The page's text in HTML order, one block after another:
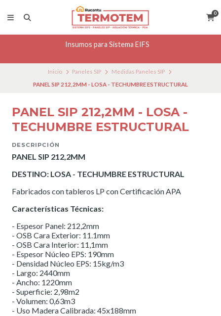
0
Insumos para Sistema EIFS
Inicio Paneles SIP
Medidas Paneles SIP
PANEL SIP 212,2MM - LOSA - TECHUMBRE ESTRUCTURAL
PANEL SIP 212,2MM - LOSA -
TECHUMBRE ESTRUCTURAL
DESCRIPCIÓN
PANEL SIP 212,2MM
DESTINO: LOSA - TECHUMBRE ESTRUCTURAL
Fabricados con tableros LP con Certificación APA
Características Técnicas:
- Espesor Panel: 212,2mm
- OSB Cara Exterior: 11.1mm
- OSB Cara Interior: 11,1mm
- Espesor Núcleo EPS: 190mm
- Densidad Núcleo EPS: 15kg/m3
- Largo: 2440mm
- Ancho: 1220mm
- Superficie: 2,98m2
- Volumen: 0,63m3
- Uso Madera Calibrada: 45x188mm